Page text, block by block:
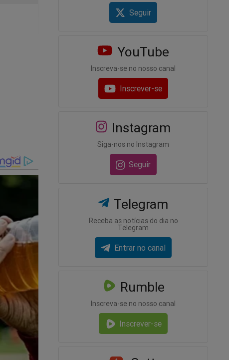
Seguir
YouTube
Inscreva-se no nosso canal
Inscrever-se
Instagram
Siga-nos no Instagram
Seguir
Telegram
Receba as notícias do dia no
Telegram
Entrar no canal
Rumble
Inscreva-se no nosso canal
Inscrever-se